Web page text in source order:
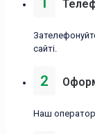
сайті.
2
Наш оператор